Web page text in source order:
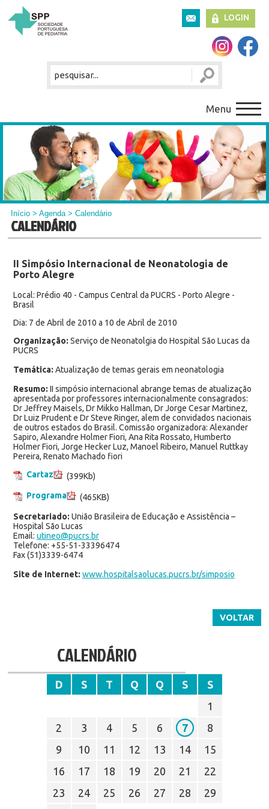
LOGIN
Menu
Início >Agenda> Calendário
CALENDÁRIO
II Simpósio Internacional de Neonatologia de
Porto Alegre
Local: Prédio 40 - Campus Central da PUCRS - Porto Alegre -
Brasil
Dia: 7 de Abril de 2010 a 10 de Abril de 2010
Organização: Serviço de Neonatolgia do Hospital São Lucas da
PUCRS
Temática: Atualização de temas gerais em neonatologia
Resumo: II simpósio internacional abrange temas de atualização
apresentada por professores internacionalmente consagrados:
Dr Jeffrey Maisels, Dr Mikko Hallman, Dr Jorge Cesar Martinez,
Dr Luiz Prudent e Dr Steve Ringer, alem de convidados nacionais
de outros estados do Brasil. Comissão organizadora: Alexander
Sapiro, Alexandre Holmer Fiori, Ana Rita Rossato, Humberto
Holmer Fiori, Jorge Hecker Luz, Manoel Ribeiro, Manuel Ruttkay
Pereira, Renato Machado fiori
Cartaz
(399Kb)
Programa
(465KB)
Secretariado: União Brasileira de Educação e Assistência –
Hospital São Lucas
Email: utineo@pucrs.br
Telefone: +55-51-33396474
Fax (51)3339-6474
Site de Internet: www.hospitalsaolucas.pucrs.br/simposio
VOLTAR
CALENDÁRIO
D S T Q Q S
S
1
2
3 4 5 6 7
8
9
10 11 12 13 14
15
16
17 18 19 20 21
22
23
24 25 26 27 28
29